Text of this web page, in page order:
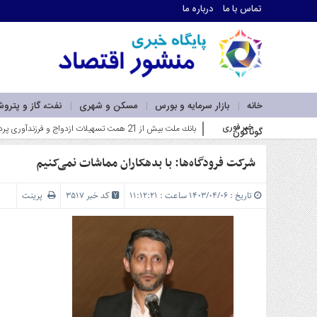
تماس با ما درباره ما
خانه بازار سرمایه و بورس مسکن و شهری
نفت، گاز و
گوناگون
ما
درباره
سرویس
ها
خانه
بازار
سرمایه
و
بورس
مسکن
و
شهری
نفت،
خبر فوری فاز اول نی_
شرکت فرودگاه‌ها: با بدهکاران مماشات نمی‌کنیم
تاریخ : ۱۴۰۳/۰۴/۰۶ ساعت : ۱۱:۱۲:۲۱ کد خبر 3517 پرینت